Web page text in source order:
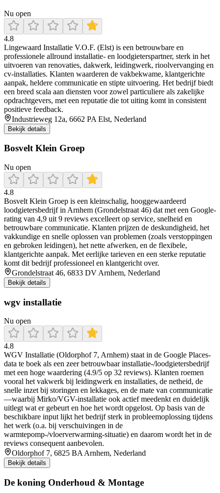
Nu open
4.8
Lingewaard Installatie V.O.F. (Elst) is een betrouwbare en
professionele allround installatie- en loodgieterspartner, sterk in het
uitvoeren van renovaties, dakwerk, leidingwerk, rioolvervanging en
cv-installaties. Klanten waarderen de vakbekwame, klantgerichte
aanpak, heldere communicatie en stipte uitvoering. Het bedrijf biedt
een breed scala aan diensten voor zowel particuliere als zakelijke
opdrachtgevers, met een reputatie die tot uiting komt in consistent
positieve feedback.
Industrieweg 12a, 6662 PA Elst, Nederland
Bekijk details
Bosvelt Klein Groep
Nu open
4.8
Bosvelt Klein Groep is een kleinschalig, hooggewaardeerd
loodgietersbedrijf in Arnhem (Grondelstraat 46) dat met een Google-
rating van 4,9 uit 9 reviews excelleert op service, snelheid en
betrouwbare communicatie. Klanten prijzen de deskundigheid, het
vakkundige en snelle oplossen van problemen (zoals verstoppingen
en gebroken leidingen), het nette afwerken, en de flexibele,
klantgerichte aanpak. Met eerlijke tarieven en een sterke reputatie
komt dit bedrijf professioneel en klantgericht over.
Grondelstraat 46, 6833 DV Arnhem, Nederland
Bekijk details
wgv installatie
Nu open
4.8
WGV Installatie (Oldorphof 7, Arnhem) staat in de Google Places-
data te boek als een zeer betrouwbaar installatie-/loodgietersbedrijf
met een hoge waardering (4.9/5 op 32 reviews). Klanten roemen
vooral het vakwerk bij leidingwerk en installaties, de netheid, de
snelle inzet bij storingen en lekkages, en de mate van communicatie
—waarbij Mirko/VGV-installatie ook actief meedenkt en duidelijk
uitlegt wat er gebeurt en hoe het wordt opgelost. Op basis van de
beschikbare input lijkt het bedrijf sterk in probleemoplossing tijdens
het werk (o.a. bij verschuivingen in de
warmtepomp-/vloerverwarming-situatie) en daarom wordt het in de
reviews consequent aanbevolen.
Oldorphof 7, 6825 BA Arnhem, Nederland
Bekijk details
De koning Onderhoud & Montage